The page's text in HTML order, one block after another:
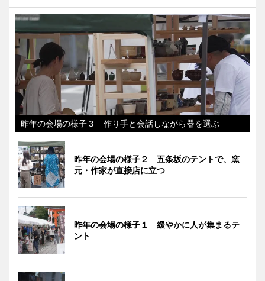
昨年の会場の様子３ 作り手と会話しながら器を選ぶ
昨年の会場の様子２ 五条坂のテントで、窯
元・作家が直接店に立つ
昨年の会場の様子１ 緩やかに人が集まるテ
ント